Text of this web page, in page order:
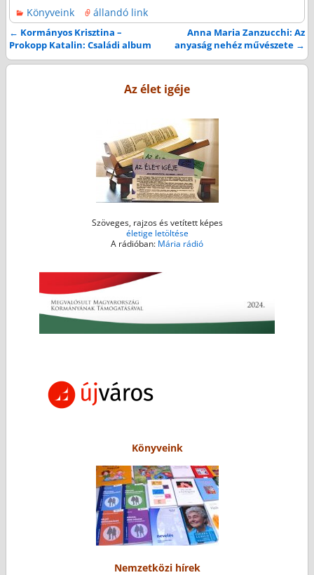
c
e
b
o
i
t
t
e
s
e
n
a
i
l
a
s
A
p
p
Könyveink állandó link
Bejegyzés navigáció
← Kormányos Krisztina –
Prokopp Katalin: Családi album
Anna Maria Zanzucchi: Az
anyaság nehéz művészete →
Az élet igéje
Szöveges, rajzos és vetített képes
életige letöltése
A rádióban: Mária rádió
Könyveink
Nemzetközi hírek